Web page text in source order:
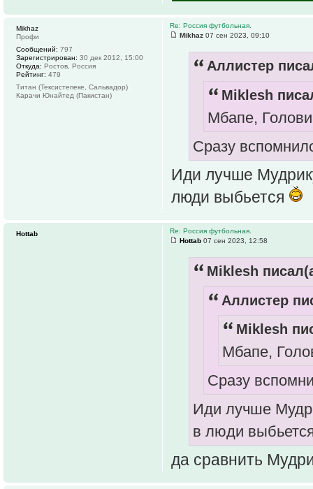
Re: Россия футбольная.
Mikhaz 07 сен 2023, 09:10
Аллистер
Miklesh
Мбапе,
Сразу
Иди лучше
люди выбьется
Mikhaz
Профи
Сообщений: 797
Зарегистрирован: 30 дек 2012, 15:00
Откуда: Ростов, Россия
Рейтинг: 479
Титан (Тексистепеке, Сальвадор)
Карачи Юнайтед (Пакистан)
Re: Россия футбольная.
Hottab 07 сен 2023, 12:58
Miklesh
Аллистер
Miklesh
Мбапе,
Сразу
Иди лучше
в люди
да сравнить
Hottab